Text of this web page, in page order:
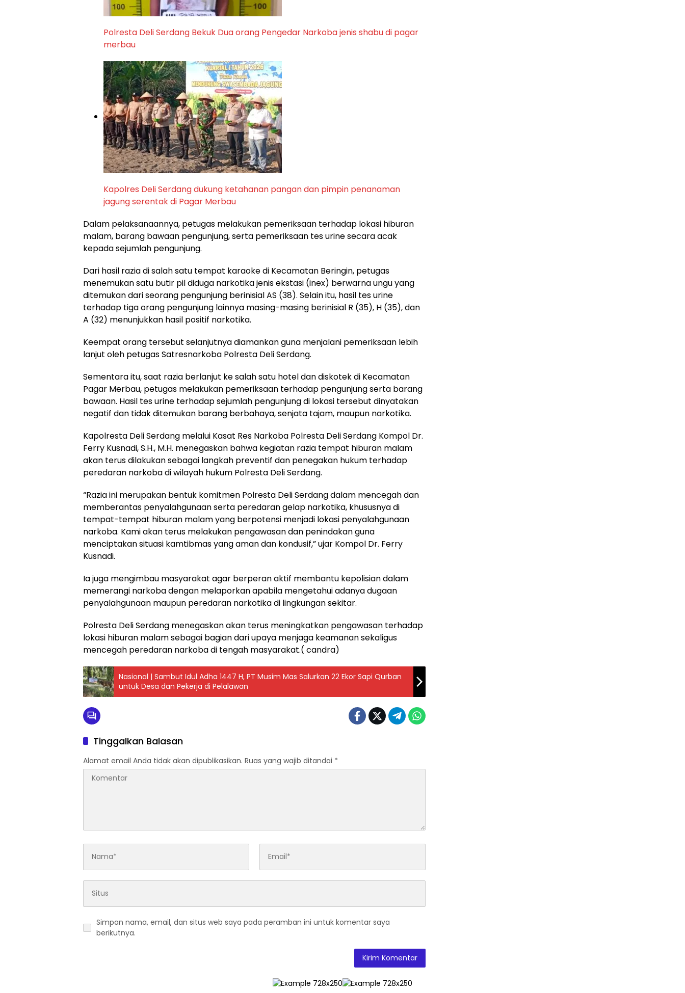
Polresta Deli Serdang Bekuk Dua orang Pengedar Narkoba jenis shabu di pagar
merbau
Kapolres Deli Serdang dukung ketahanan pangan dan pimpin penanaman
jagung serentak di Pagar Merbau
Dalam pelaksanaannya, petugas melakukan pemeriksaan terhadap lokasi hiburan
malam, barang bawaan pengunjung, serta pemeriksaan tes urine secara acak
kepada sejumlah pengunjung.
Dari hasil razia di salah satu tempat karaoke di Kecamatan Beringin, petugas
menemukan satu butir pil diduga narkotika jenis ekstasi (inex) berwarna ungu yang
ditemukan dari seorang pengunjung berinisial AS (38). Selain itu, hasil tes urine
terhadap tiga orang pengunjung lainnya masing-masing berinisial R (35), H (35), dan
A (32) menunjukkan hasil positif narkotika.
Keempat orang tersebut selanjutnya diamankan guna menjalani pemeriksaan lebih
lanjut oleh petugas Satresnarkoba Polresta Deli Serdang.
Sementara itu, saat razia berlanjut ke salah satu hotel dan diskotek di Kecamatan
Pagar Merbau, petugas melakukan pemeriksaan terhadap pengunjung serta barang
bawaan. Hasil tes urine terhadap sejumlah pengunjung di lokasi tersebut dinyatakan
negatif dan tidak ditemukan barang berbahaya, senjata tajam, maupun narkotika.
Kapolresta Deli Serdang melalui Kasat Res Narkoba Polresta Deli Serdang Kompol Dr.
Ferry Kusnadi, S.H., M.H. menegaskan bahwa kegiatan razia tempat hiburan malam
akan terus dilakukan sebagai langkah preventif dan penegakan hukum terhadap
peredaran narkoba di wilayah hukum Polresta Deli Serdang.
“Razia ini merupakan bentuk komitmen Polresta Deli Serdang dalam mencegah dan
memberantas penyalahgunaan serta peredaran gelap narkotika, khususnya di
tempat-tempat hiburan malam yang berpotensi menjadi lokasi penyalahgunaan
narkoba. Kami akan terus melakukan pengawasan dan penindakan guna
menciptakan situasi kamtibmas yang aman dan kondusif,” ujar Kompol Dr. Ferry
Kusnadi.
Ia juga mengimbau masyarakat agar berperan aktif membantu kepolisian dalam
memerangi narkoba dengan melaporkan apabila mengetahui adanya dugaan
penyalahgunaan maupun peredaran narkotika di lingkungan sekitar.
Polresta Deli Serdang menegaskan akan terus meningkatkan pengawasan terhadap
lokasi hiburan malam sebagai bagian dari upaya menjaga keamanan sekaligus
mencegah peredaran narkoba di tengah masyarakat.( candra)
Nasional | Sambut Idul Adha 1447 H, PT Musim Mas Salurkan 22 Ekor Sapi Qurban
untuk Desa dan Pekerja di Pelalawan
Tinggalkan Balasan
Alamat email Anda tidak akan dipublikasikan. Ruas yang wajib ditandai *
Simpan nama, email, dan situs web saya pada peramban ini untuk komentar saya
berikutnya.